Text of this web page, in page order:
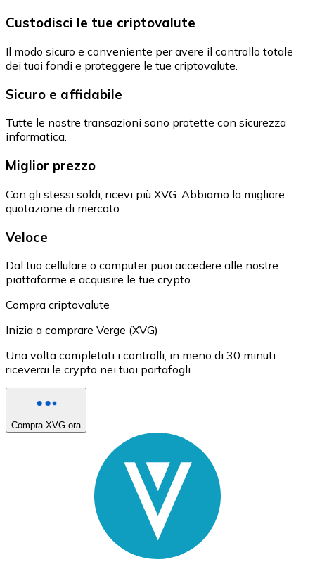
Custodisci le tue criptovalute
Il modo sicuro e conveniente per avere il controllo totale
dei tuoi fondi e proteggere le tue criptovalute.
Sicuro e affidabile
Tutte le nostre transazioni sono protette con sicurezza
informatica.
Miglior prezzo
Con gli stessi soldi, ricevi più XVG. Abbiamo la migliore
quotazione di mercato.
Veloce
Dal tuo cellulare o computer puoi accedere alle nostre
piattaforme e acquisire le tue crypto.
Compra criptovalute
Inizia a comprare Verge (XVG)
Una volta completati i controlli, in meno di 30 minuti
riceverai le crypto nei tuoi portafogli.
Compra XVG ora